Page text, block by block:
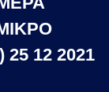
12 2021